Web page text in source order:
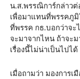
น.ส.พรรณิการ์กล่าวต่
เพื่อมาแทนที่พรรคภูมิ
ที่พรรค กธ.บอกว่าจะ
จะมาจากไหน ถ้าจะ
เรื่องนี้ไม่น่าเป็นไปได้
เมื่อถามว่า มองการ